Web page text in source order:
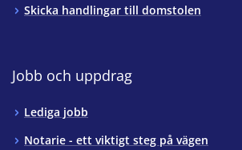
Skicka handlingar till domstolen
Jobb och uppdrag
Lediga jobb
Notarie - ett viktigt steg på vägen